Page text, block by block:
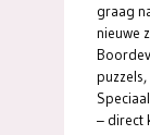
graag
nieuwe
– direct